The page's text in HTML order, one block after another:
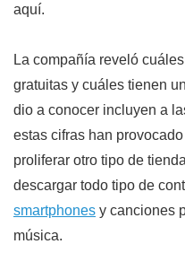
aquí.
La compañía reveló
gratuitas y cuáles tienen
dio a conocer incluyen a
estas cifras han
proliferar otro tipo de
descargar todo tipo de
smartphones y canciones
música.